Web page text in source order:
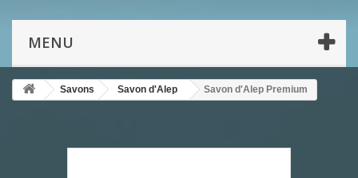
MENU
Savons Savon d'Alep Savon d'Alep Premium